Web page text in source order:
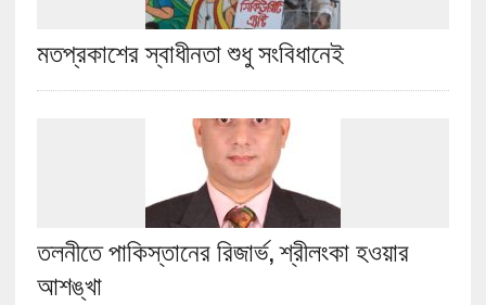
মতপ্রকাশের স্বাধীনতা শুধু সংবিধানেই
তলনীতে পাকিস্তানের রিজার্ভ, শ্রীলংকা হওয়ার
আশঙ্খা